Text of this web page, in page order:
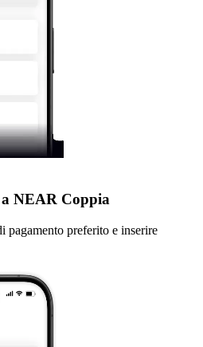
NEAR Coppia
pagamento preferito e inserire